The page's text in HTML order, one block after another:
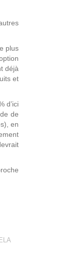
plus
déjà
et
d’ici
de
en